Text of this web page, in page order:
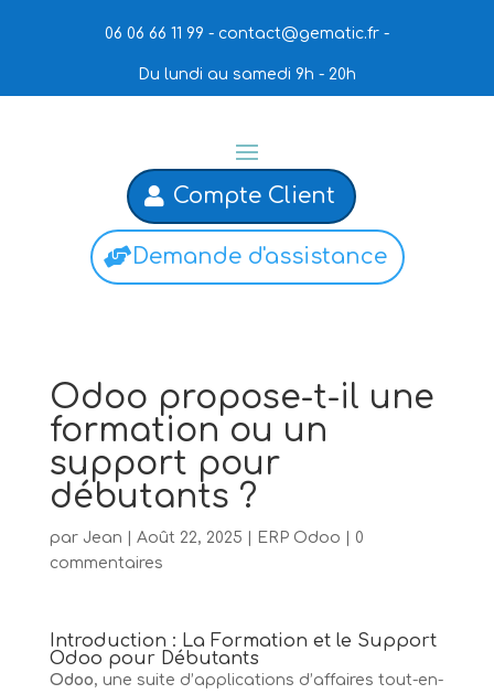
06 06 66 11 99 - contact@gematic.fr -
Du lundi au samedi 9h - 20h
Compte Client
Demande d'assistance
Odoo propose-t-il une
formation ou un
support pour
débutants ?
par Jean Août 22, 2025 ERP Odoo
0
commentaires
Introduction : La Formation et le Support
Odoo pour Débutants
Odoo, une suite d’applications d’affaires tout-en-